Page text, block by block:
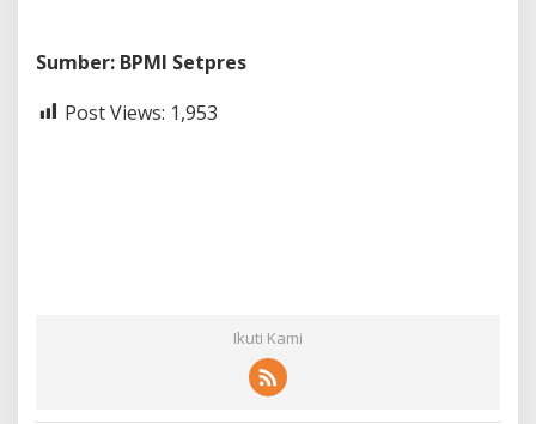
Sumber: BPMI Setpres
Post Views: 1,953
Ikuti Kami